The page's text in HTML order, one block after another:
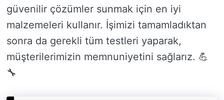
güvenilir çözümler sunmak için en iyi
malzemeleri kullanır. İşimizi tamamladıktan
sonra da gerekli tüm testleri yaparak,
müşterilerimizin memnuniyetini sağlarız. 💪
🔧